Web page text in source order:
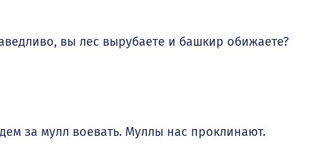
вы лес вырубаете и башкир обижаете?
за мулл воевать. Муллы нас проклинают.